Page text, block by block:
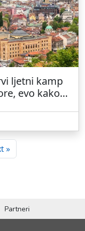
ljetni kamp
evo kako
»
Partneri